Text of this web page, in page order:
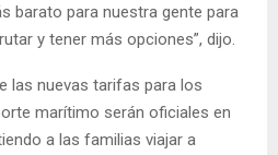
barato para nuestra gente para
y tener más opciones”, dijo.
las nuevas tarifas para los
marítimo serán oficiales en
a las familias viajar a